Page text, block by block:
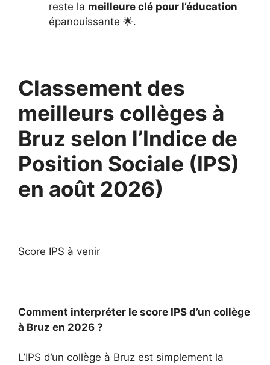
reste la meilleure clé pour l’éducation
épanouissante 🌟.
Classement des
meilleurs collèges à
Bruz selon l’Indice de
Position Sociale (IPS)
en août 2026)
Score IPS à venir
Comment interpréter le score IPS d’un collège
à Bruz en 2026 ?
L’IPS d’un collège à Bruz est simplement la